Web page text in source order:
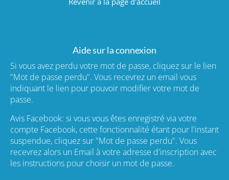
Aide sur la connexion
Si vous avez perdu votre mot de passe, cliquez sur le lien
"Mot de passe perdu". Vous recevrez un email vous
indiquant le lien pour pouvoir modifier votre mot de
passe.
Avis Facebook: si vous vous êtes enregistré via votre
compte Facebook, cette fonctionnalité étant pour l'instant
suspendue, cliquez sur "Mot de passe perdu". Vous
recevrez alors un Email à votre adresse d'inscription avec
les instructions pour choisir un mot de passe.